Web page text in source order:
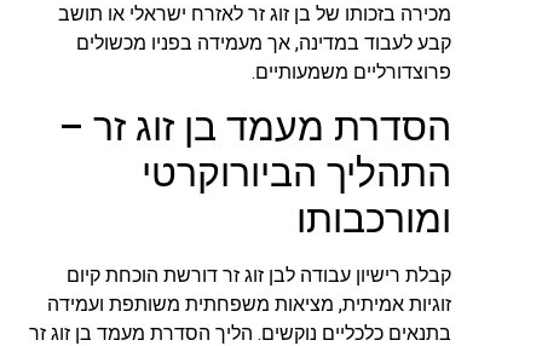
מכירה בזכותו של בן זוג זר לאזרח ישראלי או תושב
קבע לעבוד במדינה, אך מעמידה בפניו מכשולים
פרוצדורליים משמעותיים.
הסדרת מעמד בן זוג זר –
התהליך הביורוקרטי
ומורכבותו
קבלת רישיון עבודה לבן זוג זר דורשת הוכחת קיום
זוגיות אמיתית, מציאות משפחתית משותפת ועמידה
בתנאים כלכליים נוקשים. הליך הסדרת מעמד בן זוג זר